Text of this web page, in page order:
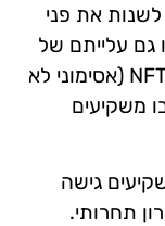
את פני
גם עלייתם של
טכנולוגיות כגון DeFi (מימון מבוזר) ו-NFT (אסימוני לא
משקיעים
גישה
תחרותי.